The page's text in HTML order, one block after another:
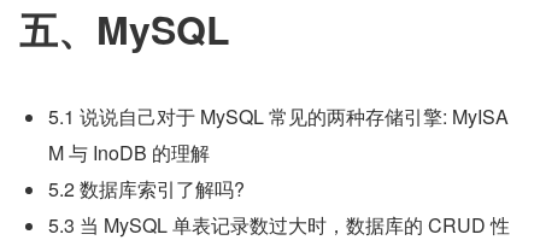
五、MySQL
5.1 说说自己对于 MySQL 常见的两种存储引擎: MyISA
M 与 InoDB 的理解
5.2 数据库索引了解吗?
5.3 当 MySQL 单表记录数过大时，数据库的 CRUD 性